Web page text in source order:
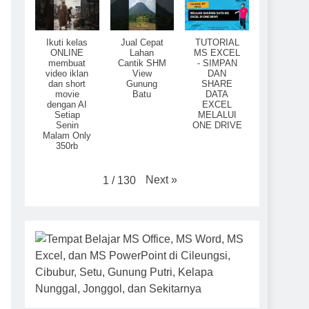
Ikuti kelas
ONLINE
membuat
video iklan
dan short
movie
dengan AI
Setiap
Senin
Malam Only
350rb
Jual Cepat
Lahan
Cantik SHM
View
Gunung
Batu
TUTORIAL
MS EXCEL
- SIMPAN
DAN
SHARE
DATA
EXCEL
MELALUI
ONE DRIVE
1 / 130 Next »